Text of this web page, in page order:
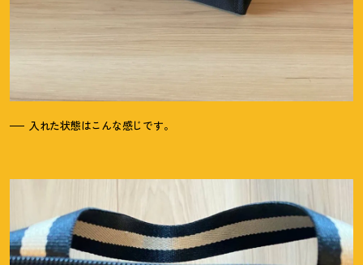
入れた状態はこんな感じです。